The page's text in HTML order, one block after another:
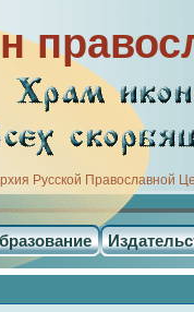
Русской Православной